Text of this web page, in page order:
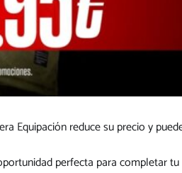
Equipación reduce su precio y
perfecta para completar